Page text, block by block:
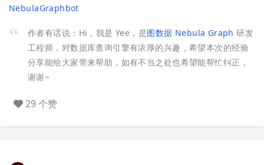
NebulaGraphbot
作者有话说：Hi，我是 Yee，是图数据 Nebula Graph 研发
工程师，对数据库查询引擎有浓厚的兴趣，希望本次的经验
分享能给大家带来帮助，如有不当之处也希望能帮忙纠正，
谢谢~
29 个赞